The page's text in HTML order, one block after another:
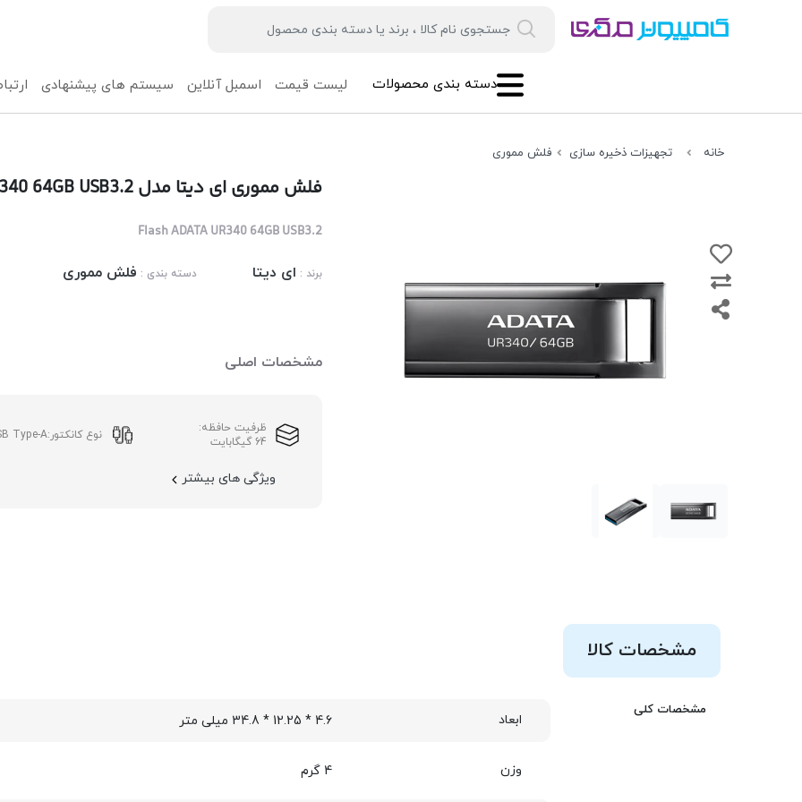
لیست قیمت اسمبل آنلاین سیستم های پیشنهادی دسته بندی محصولات
خانه تجهیزات ذخیره سازی فلش مموری
فلش مموری ای دیتا مدل ADATA UR340 64GB USB3.2
Flash ADATA UR340 64GB USB3.2
برند : ای دیتا دسته بندی : فلش مموری
مشخصات اصلی
ظرفیت حافظه:
64 گیگابایت
نوع کانکتور:Type-A
ویژگی های بیشتر
مشخصات کالا
مشخصات کلی
ابعاد 4.6 * 12.25 * 34.8 میلی متر
وزن 4 گرم